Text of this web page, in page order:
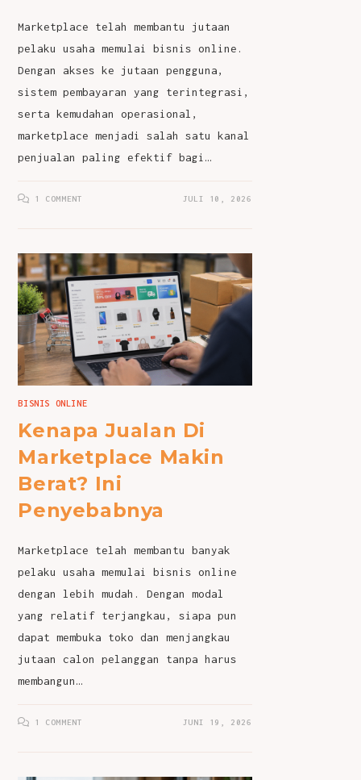
Marketplace telah membantu jutaan
pelaku usaha memulai bisnis online.
Dengan akses ke jutaan pengguna,
sistem pembayaran yang terintegrasi,
serta kemudahan operasional,
marketplace menjadi salah satu kanal
penjualan paling efektif bagi…
1 COMMENT JULI 10, 2026
BISNIS ONLINE
Kenapa Jualan Di
Marketplace Makin
Berat? Ini
Penyebabnya
Marketplace telah membantu banyak
pelaku usaha memulai bisnis online
dengan lebih mudah. Dengan modal
yang relatif terjangkau, siapa pun
dapat membuka toko dan menjangkau
jutaan calon pelanggan tanpa harus
membangun…
1 COMMENT JUNI 19, 2026